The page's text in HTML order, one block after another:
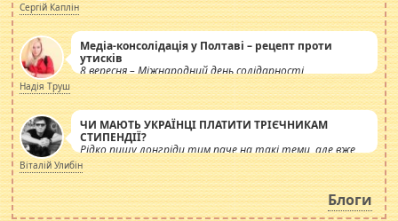
Сергій Каплін
Медіа-консолідація у Полтаві – рецепт проти
утисків
8 вересня – Міжнародний день солідарності
журналістів.
Надія Труш
ЧИ МАЮТЬ УКРАЇНЦІ ПЛАТИТИ ТРІЄЧНИКАМ
СТИПЕНДІЇ?
Рідко пишу лонгріди тим паче на такі теми, але вже
просто дістало! Обурюють сьогоднішні інсенуації
навколо стипендіального питання. Штучно
роздувається ще одна соціальна катастрофа.
Віталій Улибін
Блоги